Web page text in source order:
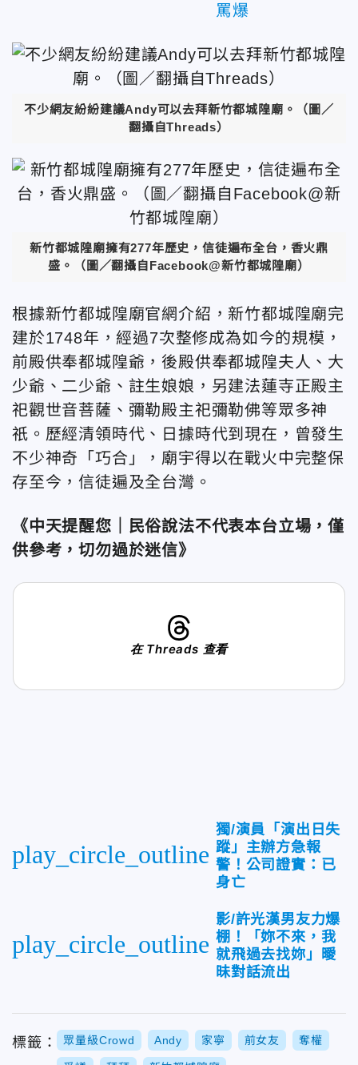
罵爆
不少網友紛紛建議Andy可以去拜新竹都城隍廟。（圖／
翻攝自Threads）
新竹都城隍廟擁有277年歷史，信徒遍布全台，香火鼎
盛。（圖／翻攝自Facebook@新竹都城隍廟）
根據新竹都城隍廟官網介紹，新竹都城隍廟完
建於1748年，經過7次整修成為如今的規模，
前殿供奉都城隍爺，後殿供奉都城隍夫人、大
少爺、二少爺、註生娘娘，另建法蓮寺正殿主
祀觀世音菩薩、彌勒殿主祀彌勒佛等眾多神
祇。歷經清領時代、日據時代到現在，曾發生
不少神奇「巧合」，廟宇得以在戰火中完整保
存至今，信徒遍及全台灣。
《中天提醒您｜民俗說法不代表本台立場，僅
供參考，切勿過於迷信》
在 Threads 查看
play_circle_outline
獨/演員「演出日失
蹤」主辦方急報
警！公司證實：已
身亡
play_circle_outline
影/許光漢男友力爆
棚！「妳不來，我
就飛過去找妳」曖
昧對話流出
標籤： 眾量級Crowd Andy 家寧 前女友 奪權